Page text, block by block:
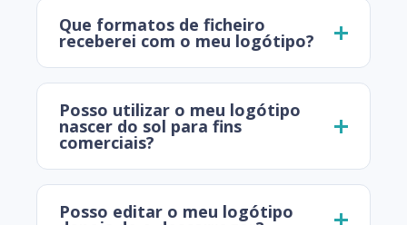
Que formatos de ficheiro
receberei com o meu logótipo?
Posso utilizar o meu logótipo
nascer do sol para fins
comerciais?
Posso editar o meu logótipo